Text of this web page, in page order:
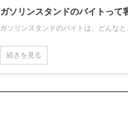
ガソリンスタンドのバイトって
ガソリンスタンドのバイトは、どんな
続きを見る